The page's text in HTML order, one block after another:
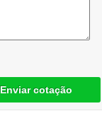
Enviar cotação